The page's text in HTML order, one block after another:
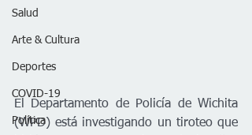
Salud
Arte & Cultura
Deportes
COVID-19
Política
El Departamento de Policía de Wichita
(WPD) está investigando un tiroteo que